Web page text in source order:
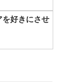
を好きにさせ